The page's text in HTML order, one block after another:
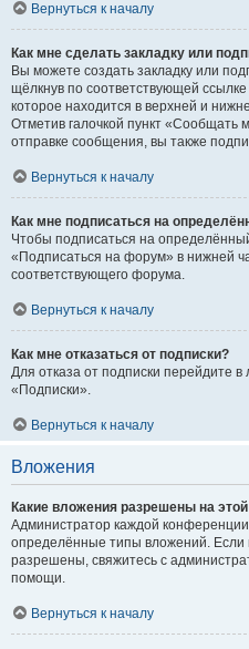
Вернуться к началу
Как мне сделать закладку или
Вы можете создать закладку или
щёлкнув по соответствующей
которое находится в верхней и
Отметив галочкой пункт «Сообщать
отправке сообщения, вы также
Вернуться к началу
Как мне подписаться на
Чтобы подписаться на
«Подписаться на форум» в нижней
соответствующего форума.
Вернуться к началу
Как мне отказаться от подписки?
Для отказа от подписки перейдите
«Подписки».
Вернуться к началу
Вложения
Какие вложения разрешены на
Администратор каждой
определённые типы вложений. Если
разрешены, свяжитесь с
помощи.
Вернуться к началу